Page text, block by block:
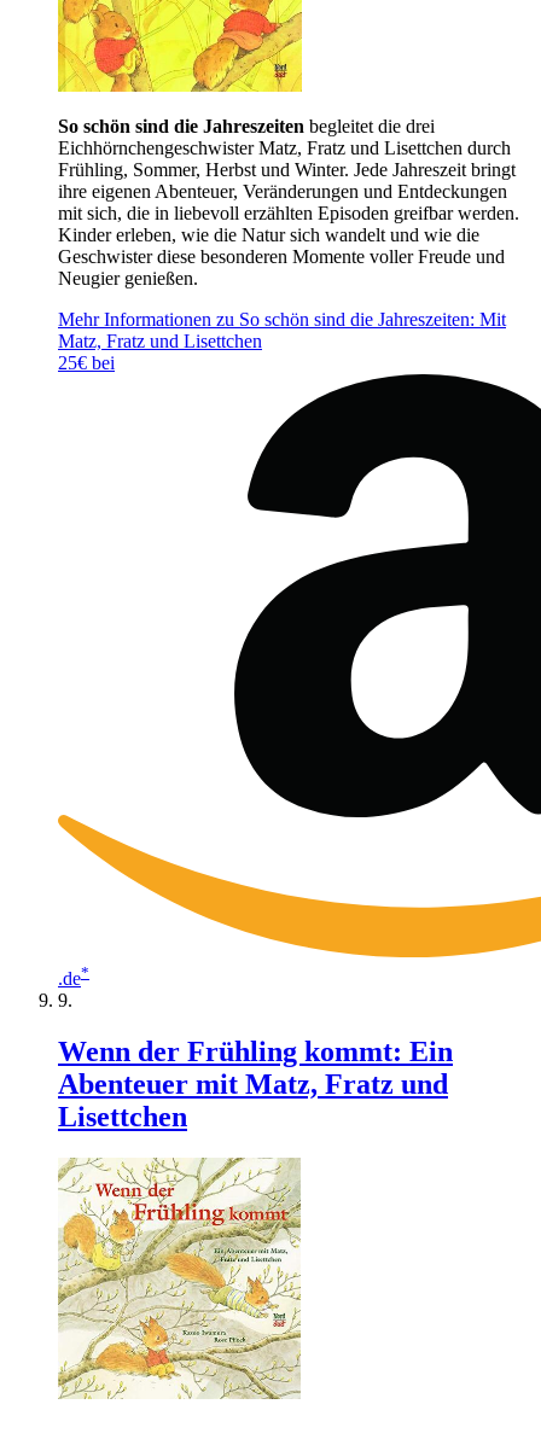
So schön sind die Jahreszeiten begleitet die drei
Eichhörnchengeschwister Matz, Fratz und Lisettchen durch
Frühling, Sommer, Herbst und Winter. Jede Jahreszeit bringt
ihre eigenen Abenteuer, Veränderungen und Entdeckungen
mit sich, die in liebevoll erzählten Episoden greifbar werden.
Kinder erleben, wie die Natur sich wandelt und wie die
Geschwister diese besonderen Momente voller Freude und
Neugier genießen.
Mehr Informationen zu So schön sind die Jahreszeiten: Mit
Matz, Fratz und Lisettchen
25€ bei
.de*
Wenn der Frühling kommt: Ein
Abenteuer mit Matz, Fratz und
Lisettchen